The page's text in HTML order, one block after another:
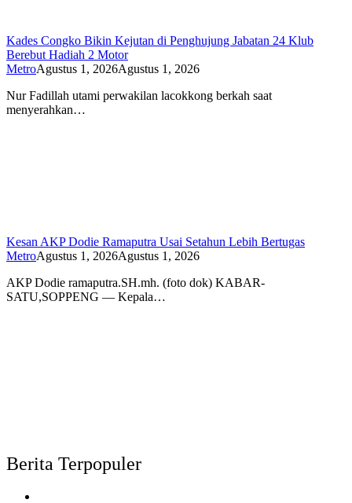
Kades Congko Bikin Kejutan di Penghujung Jabatan 24 Klub
Berebut Hadiah 2 Motor
MetroAgustus 1, 2026Agustus 1, 2026
Nur Fadillah utami perwakilan lacokkong berkah saat
menyerahkan…
Kesan AKP Dodie Ramaputra Usai Setahun Lebih Bertugas
MetroAgustus 1, 2026Agustus 1, 2026
AKP Dodie ramaputra.SH.mh. (foto dok) KABAR-
SATU,SOPPENG — Kepala…
Berita Terpopuler